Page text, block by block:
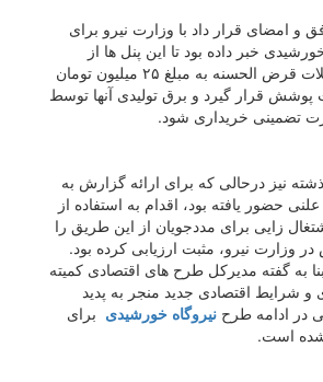
و امضای قرار داد با وزارت نیرو برای
پنل خورشیدی خبر داده بود تا این پنل ها از
طریق اعطای تسهیلات قرض الحسنه به مبلغ ۲۵ میلیون تومان
پوشش قرار گیرد و برق تولیدی آنها توسط
تضمینی خریداری شود.
نیز درحالی که برای ارائه گزارش به
حضور یافته بود، اقدام به استفاده از
زایی برای مددجویان از این طریق را
وزارت نیرو، مثبت ارزیابی کرده بود.
به گفته مدیرکل طرح های اقتصادی کمیته
و شرایط اقتصادی جدید منجر به پدید
در ادامه طرح نیروگاه خورشیدی برای
شده است.